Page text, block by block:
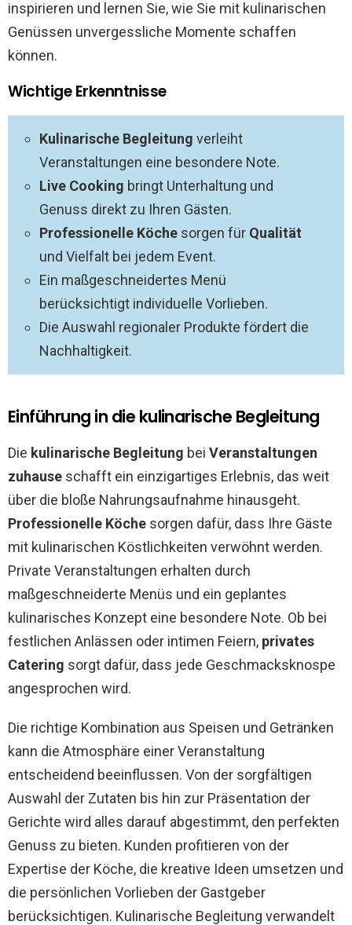
inspirieren und lernen Sie, wie Sie mit kulinarischen
Genüssen unvergessliche Momente schaffen
können.
Wichtige Erkenntnisse
Kulinarische Begleitung verleiht
Veranstaltungen eine besondere Note.
Live Cooking bringt Unterhaltung und
Genuss direkt zu Ihren Gästen.
Professionelle Köche sorgen für Qualität
und Vielfalt bei jedem Event.
Ein maßgeschneidertes Menü
berücksichtigt individuelle Vorlieben.
Die Auswahl regionaler Produkte fördert die
Nachhaltigkeit.
Einführung in die kulinarische Begleitung
Die kulinarische Begleitung bei Veranstaltungen
zuhause schafft ein einzigartiges Erlebnis, das weit
über die bloße Nahrungsaufnahme hinausgeht.
Professionelle Köche sorgen dafür, dass Ihre Gäste
mit kulinarischen Köstlichkeiten verwöhnt werden.
Private Veranstaltungen erhalten durch
maßgeschneiderte Menüs und ein geplantes
kulinarisches Konzept eine besondere Note. Ob bei
festlichen Anlässen oder intimen Feiern, privates
Catering sorgt dafür, dass jede Geschmacksknospe
angesprochen wird.
Die richtige Kombination aus Speisen und Getränken
kann die Atmosphäre einer Veranstaltung
entscheidend beeinflussen. Von der sorgfältigen
Auswahl der Zutaten bis hin zur Präsentation der
Gerichte wird alles darauf abgestimmt, den perfekten
Genuss zu bieten. Kunden profitieren von der
Expertise der Köche, die kreative Ideen umsetzen und
die persönlichen Vorlieben der Gastgeber
berücksichtigen. Kulinarische Begleitung verwandelt